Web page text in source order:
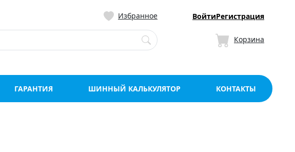
розницу со склада в
Избранное ВойтиРегистрация
Корзина
ГАРАНТИЯ ШИННЫЙ КАЛЬКУЛЯТОР КОНТАКТЫ